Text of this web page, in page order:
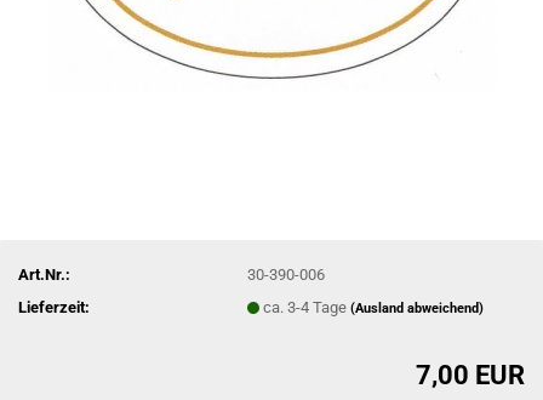
Art.Nr.:
30-390-006
Lieferzeit:
ca. 3-4 Tage(Ausland abweichend)
7,00 EUR